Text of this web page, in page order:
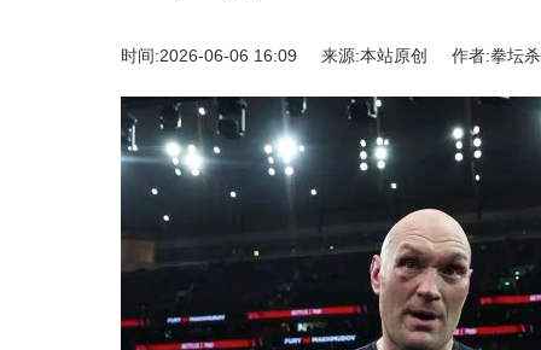
时间:2026-06-06 16:09 来源:本站原创 作者:拳